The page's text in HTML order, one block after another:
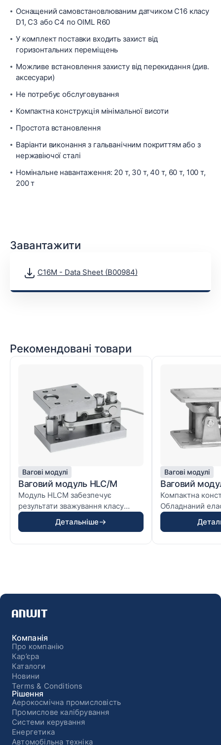
Оснащений самовстановлюваним датчиком С16 класу
D1, C3 або С4 по OIML R60
У комплект поставки входить захист від
горизонтальних переміщень
Можливе встановлення захисту від перекидання (див.
аксесуари)
Не потребує обслуговування
Компактна конструкція мінімальної висоти
Простота встановлення
Варіанти виконання з гальванічним покриттям або з
нержавіючої сталі
Номінальне навантаження: 20 т, 30 т, 40 т, 60 т, 100 т,
200 т
Завантажити
C16M - Data Sheet (B00984)
Рекомендовані товари
Вагові модулі
Ваговий модуль HLC/M
Модуль HLCM забезпечує
результати зважування класу
точності C3. Відрізняється на...
Детальніше
Вагові модулі
Ваговий
Компактна
Обладнаний
опорою
перек...
Компанія
Про компанію
Кар’єра
Каталоги
Новини
Terms & Conditions
Рішення
Аерокосмічна промисловість
Промислове калібрування
Системи керування
Енергетика
Автомобільна техніка